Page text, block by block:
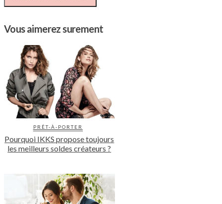
Vous aimerez surement
PRÊT-À-PORTER
Pourquoi IKKS propose toujours
les meilleurs soldes créateurs ?